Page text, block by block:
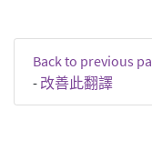
Back to previous
- 改善此翻譯